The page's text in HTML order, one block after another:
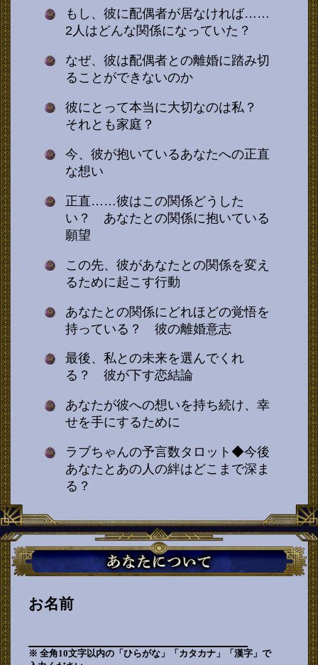
もし、彼に配偶者が居なければ……
2人はどんな関係になっていた？
なぜ、彼は配偶者との離婚に踏み切
ることができないのか
彼にとって本当に大切なのは私？
それとも家庭？
今、彼が抱いているあなたへの正直
な想い
正直……彼はこの関係どうした
い？ あなたとの関係に抱いている
願望
この先、彼があなたとの関係を変え
るために起こす行動
あなたとの関係にどれほどの覚悟を
持っている？ 彼の離婚意志
最後、私との未来を選んでくれ
る？ 彼が下す恋結論
あなたが彼への想いを持ち続け、幸
せを手にするために
ラブちゃんの予言数タロット◆今後
あなたとあの人の絆はどこまで深ま
る？
お名前
※ 全角10文字以内の「ひらがな」「カタカナ」「漢字」で